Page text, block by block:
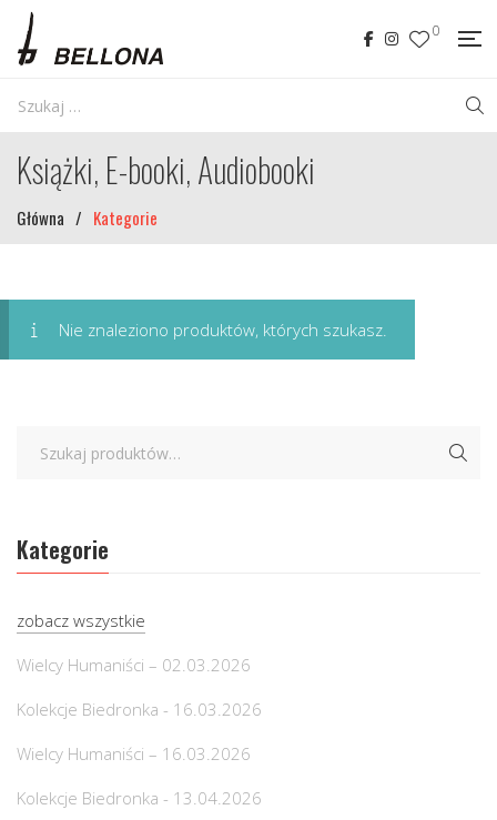
0
Książki, E-booki, Audiobooki
Główna / Kategorie
Nie znaleziono produktów, których szukasz.
Kategorie
zobacz wszystkie
Wielcy Humaniści – 02.03.2026
Kolekcje Biedronka - 16.03.2026
Wielcy Humaniści – 16.03.2026
Kolekcje Biedronka - 13.04.2026